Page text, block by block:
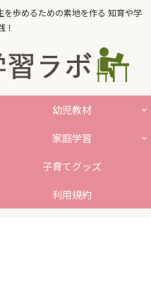
歩めるための素地を作る 知育や学
！
幼児教材
家庭学習
子育てグッズ
利用規約